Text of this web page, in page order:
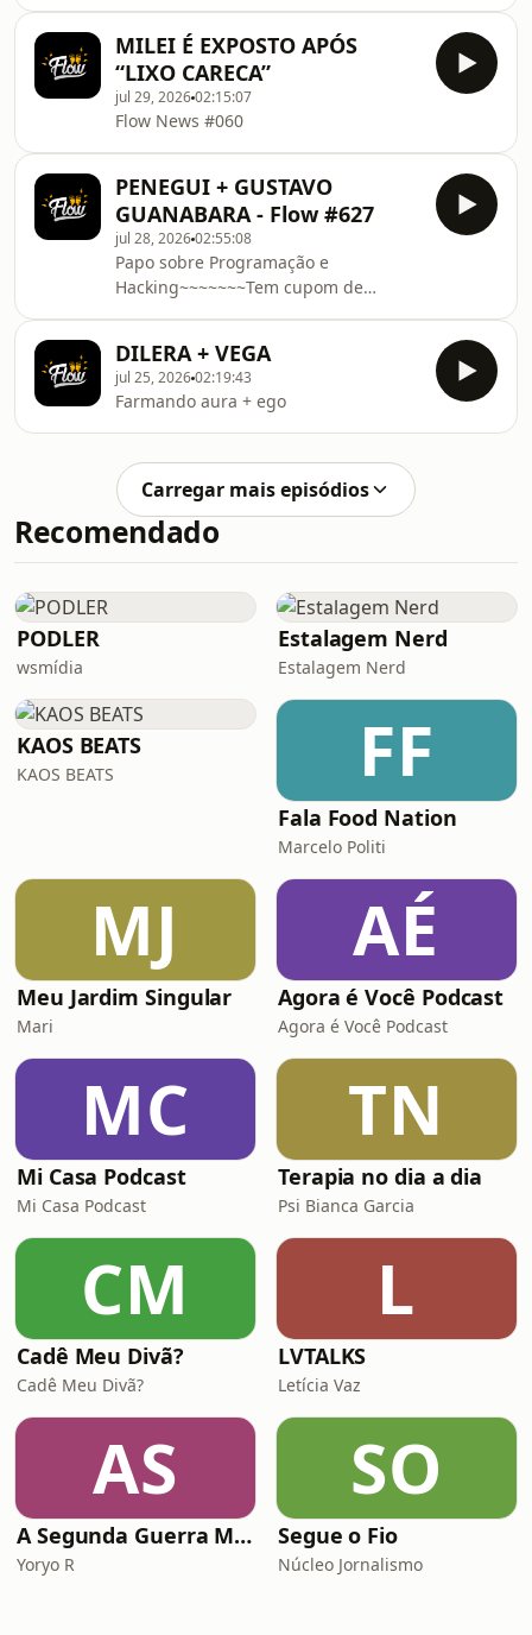
MILEI É EXPOSTO APÓS
“LIXO CARECA”
jul 29, 202602:15:07
Flow News #060
PENEGUI + GUSTAVO
GUANABARA - Flow #627
jul 28, 202602:55:08
Papo sobre Programação e
Hacking~~~~~~~Tem cupom de
Flow20 pra ter 20% de
desconto!https://www.oqvestir.com.br/no-
flow?
DILERA + VEGA
jul 25, 202602:19:43
Farmando aura + ego
Carregar mais episódios
Recomendado
PODLER
wsmídia
Estalagem Nerd
Estalagem Nerd
KAOS BEATS
KAOS BEATS FF
Fala Food Nation
Marcelo Politi
MJ
Meu Jardim Singular
Mari
AÉ
Agora é Você Podcast
Agora é Você Podcast
MC
Mi Casa Podcast
Mi Casa Podcast
TN
Terapia no dia a dia
Psi Bianca Garcia
CM
Cadê Meu Divã?
Cadê Meu Divã?
L
LVTALKS
Letícia Vaz
AS
A Segunda Guerra Mundial (E/P/T)
Yoryo R
SO
Segue o Fio
Núcleo Jornalismo